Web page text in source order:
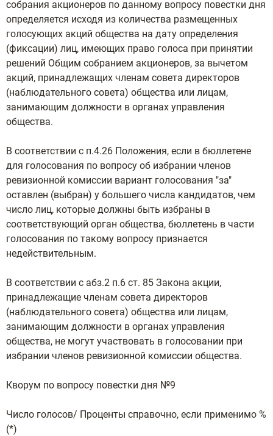
собрания акционеров по данному вопросу повестки дня
определяется исходя из количества размещенных
голосующих акций общества на дату определения
(фиксации) лиц, имеющих право голоса при принятии
решений Общим собранием акционеров, за вычетом
акций, принадлежащих членам совета директоров
(наблюдательного совета) общества или лицам,
занимающим должности в органах управления
общества.
В соответствии с п.4.26 Положения, если в бюллетене
для голосования по вопросу об избрании членов
ревизионной комиссии вариант голосования "за"
оставлен (выбран) у большего числа кандидатов, чем
число лиц, которые должны быть избраны в
соответствующий орган общества, бюллетень в части
голосования по такому вопросу признается
недействительным.
В соответствии с абз.2 п.6 ст. 85 Закона акции,
принадлежащие членам совета директоров
(наблюдательного совета) общества или лицам,
занимающим должности в органах управления
общества, не могут участвовать в голосовании при
избрании членов ревизионной комиссии общества.
Кворум по вопросу повестки дня №9
Число голосов/ Проценты справочно, если применимо %
(*)